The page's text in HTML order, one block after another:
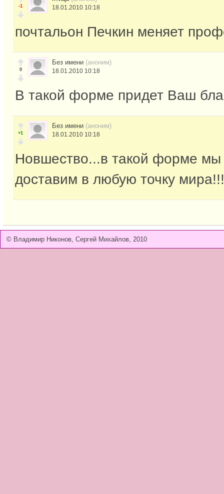
-1 18.01.2010 10:18
почтальон Печкин меняет
0
Без имени (аноним)
18.01.2010 10:18
В такой форме придет Ваш
+1
Без имени (аноним)
18.01.2010 10:18
Новшество...в такой форме мы
доставим в любую точку мира!!!
© Владимир Никонов, Сергей Михайлов, 2010